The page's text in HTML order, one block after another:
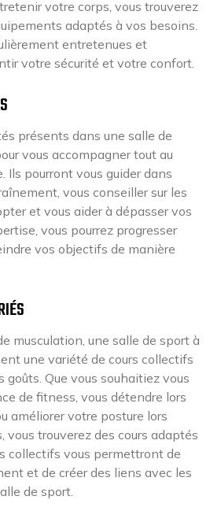
votre corps, vous trouverez
adaptés à vos besoins.
entretenues et
votre sécurité et votre confort.
présents dans une salle de
vous accompagner tout au
Ils pourront vous guider dans
vous conseiller sur les
et vous aider à dépasser vos
vous pourrez progresser
vos objectifs de manière
musculation, une salle de sport à
une variété de cours collectifs
goûts. Que vous souhaitiez vous
de fitness, vous détendre lors
améliorer votre posture lors
vous trouverez des cours adaptés
collectifs vous permettront de
et de créer des liens avec les
de sport.